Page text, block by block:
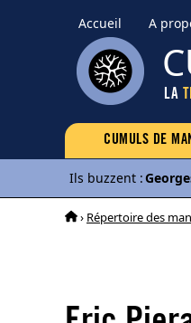
Accueil A
LA
CUMULS DE
Ils buzzent :
› Répertoire des